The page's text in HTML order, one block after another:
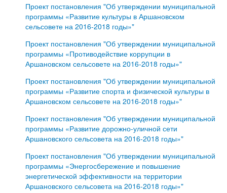
Проект постановления "Об утверждении муниципальной
программы «Развитие культуры в Аршановском
сельсовете на 2016-2018 годы»"
Проект постановления "Об утверждении муниципальной
программы «Противодействие коррупции в
Аршановском сельсовете на 2016-2018 годы»"
Проект постановления "Об утверждении муниципальной
программы «Развитие спорта и физической культуры в
Аршановском сельсовете на 2016-2018 годы»"
Проект постановления "Об утверждении муниципальной
программы «Развитие дорожно-уличной сети
Аршановского сельсовета на 2016-2018 годы»"
Проект постановления "Об утверждении муниципальной
программы «Энергосбережение и повышение
энергетической эффективности на территории
Аршановского сельсовета на 2016-2018 годы»"